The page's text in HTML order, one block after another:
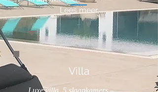
Lees meer
Villa
Luxe villa, 5 slaapkamers –